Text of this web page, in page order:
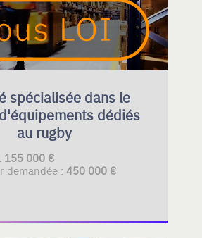
spécialisée dans le
dédiés
au rugby
155 000 €
demandée : 450 000 €